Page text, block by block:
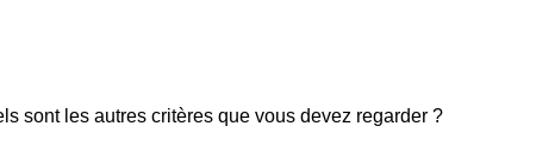
sont les autres critères que vous devez regarder ?